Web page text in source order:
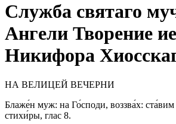
Служба святаго
Ангели Творение
Никифора
НА ВЕЛИЦЕЙ ВЕЧЕРНИ
Блаже́н муж: на Го́споди, воззва́х:
стихи́ры, глас 8.